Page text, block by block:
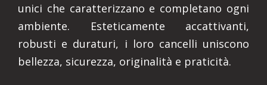
unici che caratterizzano e completano ogni
ambiente. Esteticamente accattivanti,
robusti e duraturi, i loro cancelli uniscono
bellezza, sicurezza, originalità e praticità.